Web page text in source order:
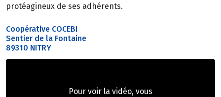
protéagineux de ses adhérents.
Coopérative COCEBI
Sentier de la Fontaine
89310 NITRY
Pour voir la vidéo, vous